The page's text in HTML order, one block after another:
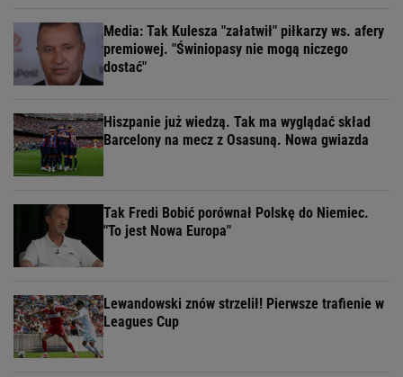
Media: Tak Kulesza "załatwił" piłkarzy ws. afery
premiowej. "Świniopasy nie mogą niczego
dostać"
Hiszpanie już wiedzą. Tak ma wyglądać skład
Barcelony na mecz z Osasuną. Nowa gwiazda
Tak Fredi Bobić porównał Polskę do Niemiec.
"To jest Nowa Europa"
Lewandowski znów strzelił! Pierwsze trafienie w
Leagues Cup